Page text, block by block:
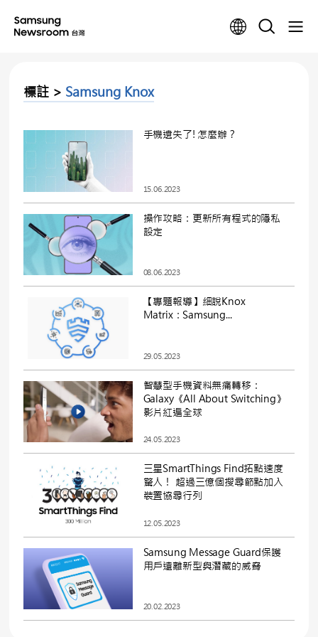
標註 > Samsung Knox
手機遺失了! 怎麼辦？
15.06.2023
操作攻略：更新所有程式的隱私
設定
08.06.2023
【專題報導】細說Knox
Matrix：Samsung...
29.05.2023
智慧型手機資料無痛轉移：
Galaxy《All About Switching》
影片紅遍全球
24.05.2023
三星SmartThings Find拓點速度
驚人！ 超過三億個搜尋節點加入
裝置協尋行列
12.05.2023
Samsung Message Guard保護
用戶遠離新型與潛藏的威脅
20.02.2023